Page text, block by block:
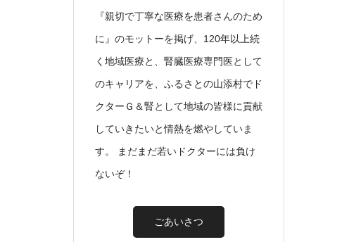
『親切で丁寧な医療を患者さんのため
に』のモットーを掲げ、120年以上続
く地域医療と、腎臓医療専門医として
のキャリアを、ふるさとの山添村でド
クターＧ＆腎として地域の皆様に貢献
していきたいと情熱を燃やしていま
す。 まだまだ若いドクターには負け
ないぞ！
ごあいさつ